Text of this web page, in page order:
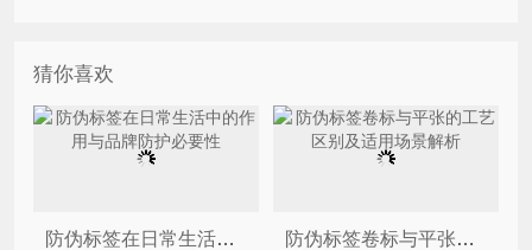
猜你喜欢
防伪标签在日常生活中的作用与品牌防护必要性 防伪标签卷标与平张的工艺区别及适用场景解析